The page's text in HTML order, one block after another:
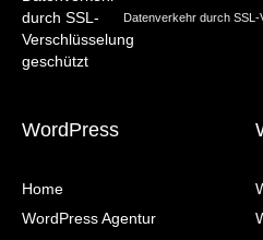
Datenverkehr durch
WordPress
Home
WordPress Agentur